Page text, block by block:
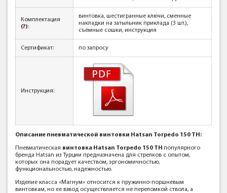
Комплектация
(?):
винтовка, шестигранные ключи, сменные
накладки на затыльник приклада (3 шт.),
съёмные сошки, инструкция
Сертификат: по запросу
Инструкция:
Описание пневматической винтовки Hatsan Torpedo 150 TH:
Пневматическая винтовка Hatsan Torpedo 150 TH популярного
бренда Hatsan из Турции предназначена для стрелков с опытом,
которых она порадует качеством, эргономичностью,
функциональностью, надежностью.
Изделие класса «Магнум» относится к пружинно-поршневым
винтовкам, но ее взвод осуществляется не переломкой ствола, а